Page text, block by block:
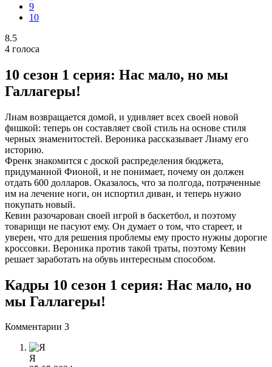
9
10
8.5
4 голоса
10 сезон 1 серия: Нас мало, но мы
Галлагеры!
Лиам возвращается домой, и удивляет всех своей новой
фишкой: теперь он составляет свой стиль на основе стиля
черных знаменитостей. Вероника рассказывает Лиаму его
историю.
Френк знакомится с доской распределения бюджета,
придуманной Фионой, и не понимает, почему он должен
отдать 600 долларов. Оказалось, что за полгода, потраченные
им на лечение ноги, он испортил диван, и теперь нужно
покупать новый.
Кевин разочарован своей игрой в баскетбол, и поэтому
товарищи не пасуют ему. Он думает о том, что стареет, и
уверен, что для решения проблемы ему просто нужны дорогие
кроссовки. Вероника против такой траты, поэтому Кевин
решает заработать на обувь интересным способом.
Кадры 10 сезон 1 серия: Нас мало, но
мы Галлагеры!
Комментарии 3
Я